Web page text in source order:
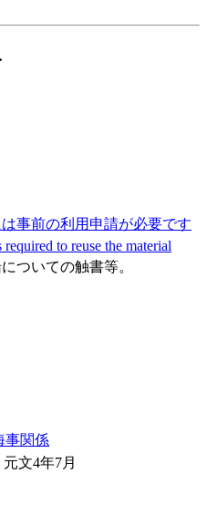
事前の利用申請が必要です
to reuse the material
ついての触書等。
事関係
文4年7月